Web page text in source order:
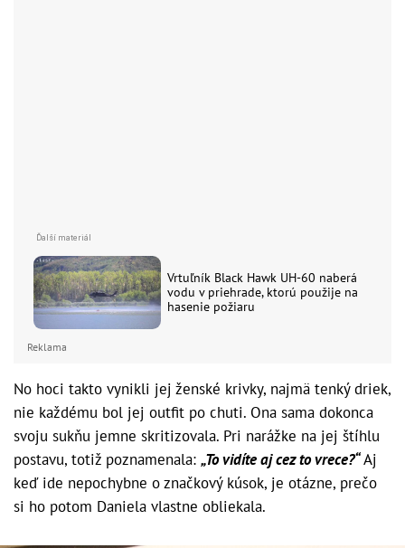
Vrtuľník Black Hawk UH-60 naberá
vodu v priehrade, ktorú použije na
hasenie požiaru
Reklama
No hoci takto vynikli jej ženské krivky, najmä tenký driek,
nie každému bol jej outfit po chuti. Ona sama dokonca
svoju sukňu jemne skritizovala. Pri narážke na jej štíhlu
postavu, totiž poznamenala: „To vidíte aj cez to vrece?“Aj
keď ide nepochybne o značkový kúsok, je otázne, prečo
si ho potom Daniela vlastne obliekala.